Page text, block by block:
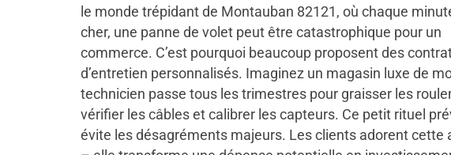
le monde trépidant de Montauban 82121, où chaque
cher, une panne de volet peut être catastrophique pour un
commerce. C’est pourquoi beaucoup proposent des
d’entretien personnalisés. Imaginez un magasin luxe de
technicien passe tous les trimestres pour graisser les
vérifier les câbles et calibrer les capteurs. Ce petit rituel
évite les désagréments majeurs. Les clients adorent cette